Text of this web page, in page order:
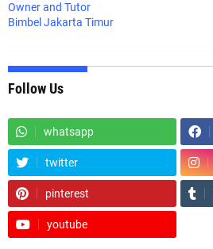
Owner and Tutor
Bimbel Jakarta Timur
Follow Us
whatsapp
twitter
pinterest
youtube